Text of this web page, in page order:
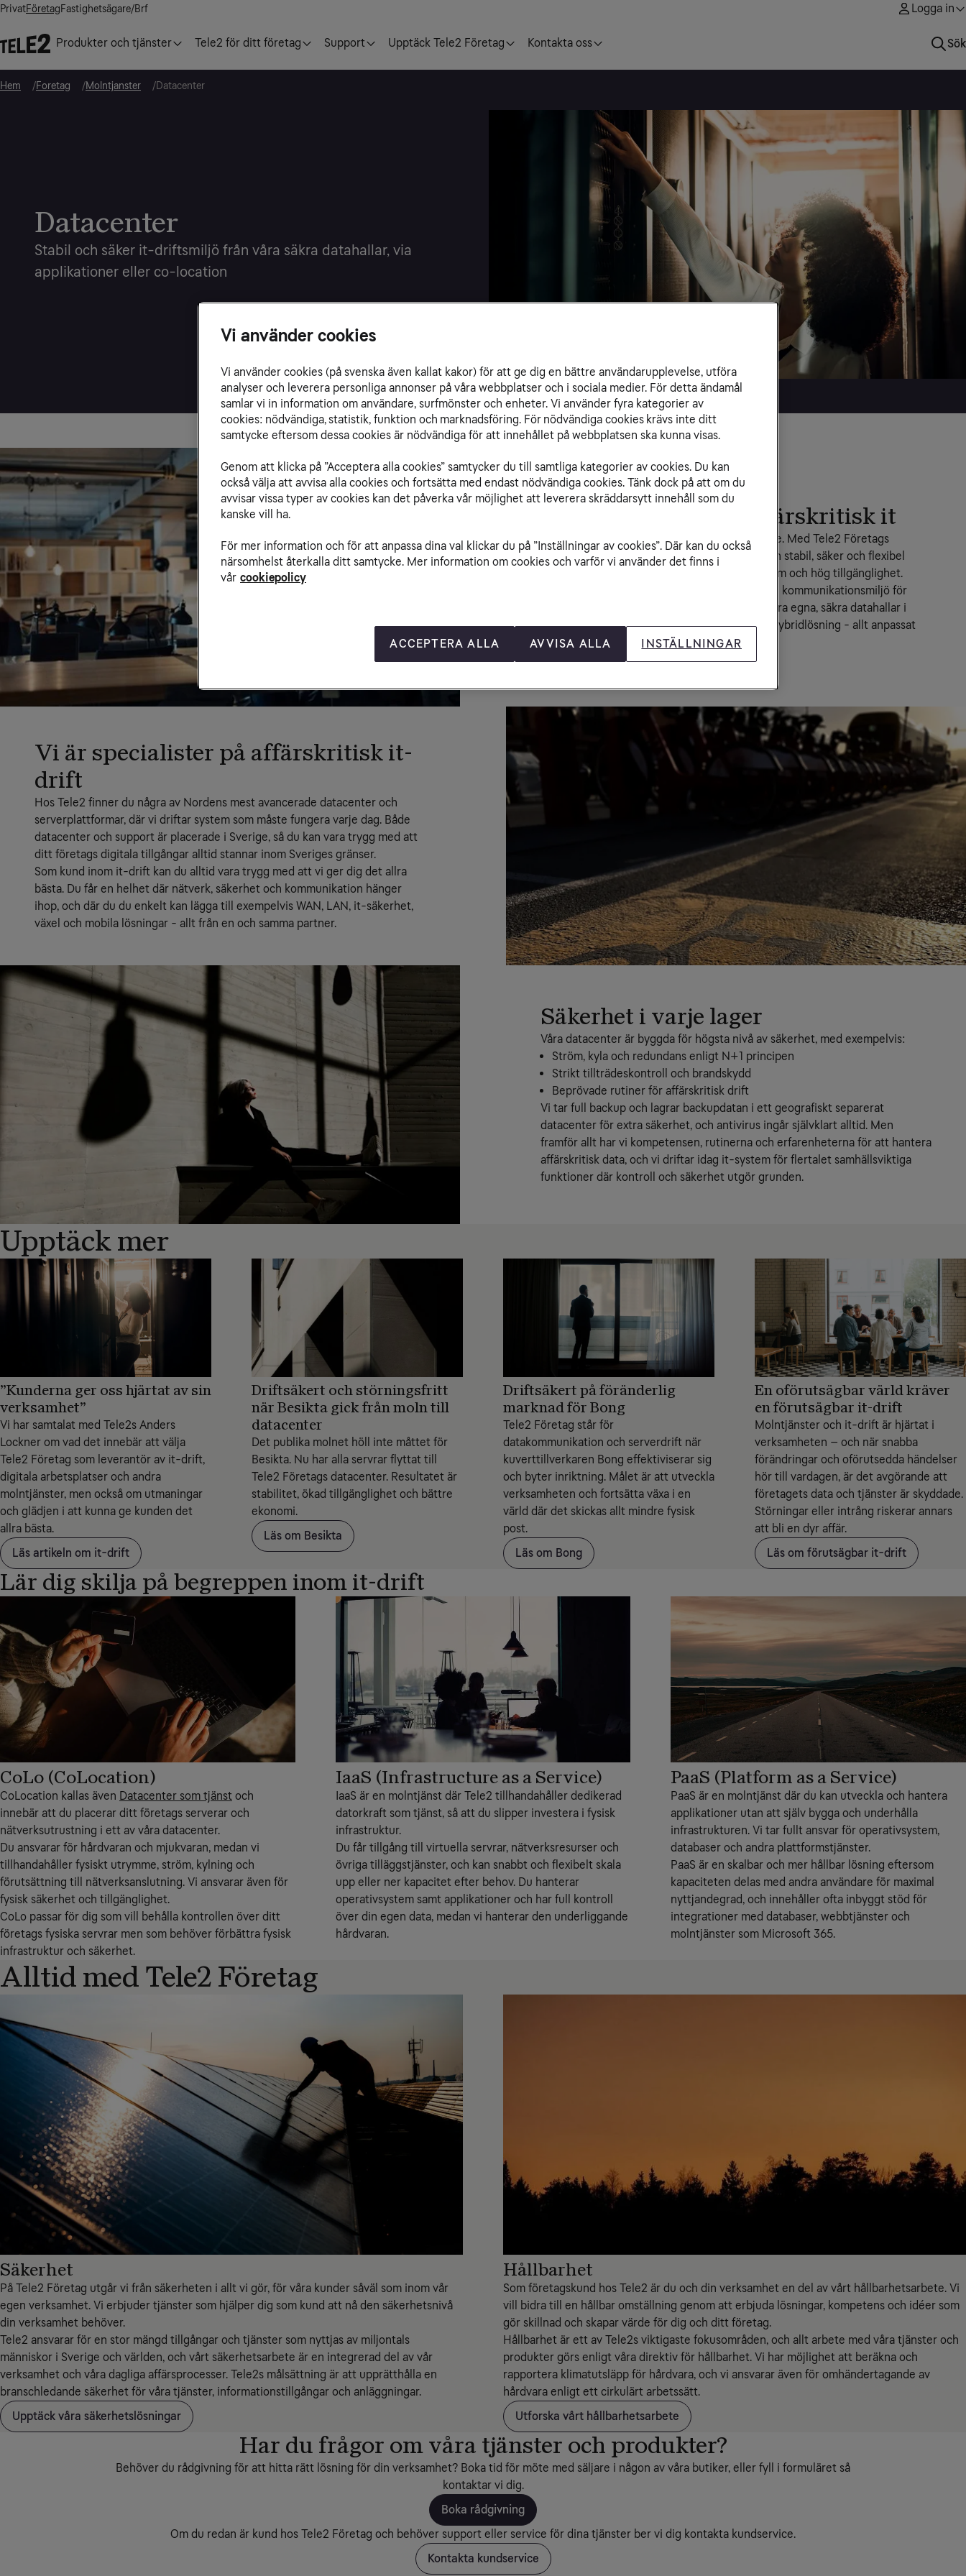
PrivatFöretagFastighetsägare/Brf Logga in
Produkter och tjänster Tele2 för ditt företag Support Upptäck Tele2 Företag Kontakta oss Sök
Hem Foretag Molntjanster Datacenter
Datacenter
Stabil och säker it-driftsmiljö från våra säkra datahallar, via
applikationer eller co-location
En trygg grund för affärskritisk it
Datacenter är kärnan i vårt nätverkserbjudande. Med Tele2 Företags
lösningar inom datacenter och it-drift får du en stabil, säker och flexibel
driftsmiljö som är byggd för affärskritiska system och hög tillgänglighet.
Vi hjälper dig att optimera hela din server- och kommunikationsmiljö för
maximal prestanda. Leveransen kan ske från våra egna, säkra datahallar i
Sverige, från publika moln eller som en smart hybridlösning - allt anpassat
efter din verksamhets behov.
Vi är specialister på affärskritisk it-
drift
Hos Tele2 finner du några av Nordens mest avancerade datacenter och
serverplattformar, där vi driftar system som måste fungera varje dag. Både
datacenter och support är placerade i Sverige, så du kan vara trygg med att
ditt företags digitala tillgångar alltid stannar inom Sveriges gränser.
Som kund inom it-drift kan du alltid vara trygg med att vi ger dig det allra
bästa. Du får en helhet där nätverk, säkerhet och kommunikation hänger
ihop, och där du du enkelt kan lägga till exempelvis WAN, LAN, it-säkerhet,
växel och mobila lösningar - allt från en och samma partner.
Säkerhet i varje lager
Våra datacenter är byggda för högsta nivå av säkerhet, med exempelvis:
Ström, kyla och redundans enligt N+1 principen
Strikt tillträdeskontroll och brandskydd
Beprövade rutiner för affärskritisk drift
Vi tar full backup och lagrar backupdatan i ett geografiskt separerat
datacenter för extra säkerhet, och antivirus ingår självklart alltid. Men
framför allt har vi kompetensen, rutinerna och erfarenheterna för att hantera
affärskritisk data, och vi driftar idag it-system för flertalet samhällsviktiga
funktioner där kontroll och säkerhet utgör grunden.
Upptäck mer
”Kunderna ger oss hjärtat av sin
verksamhet”
Vi har samtalat med Tele2s Anders
Lockner om vad det innebär att välja
Tele2 Företag som leverantör av it-drift,
digitala arbetsplatser och andra
molntjänster, men också om utmaningar
och glädjen i att kunna ge kunden det
allra bästa.
Läs artikeln om it-drift
Driftsäkert och störningsfritt
när Besikta gick från moln till
datacenter
Det publika molnet höll inte måttet för
Besikta. Nu har alla servrar flyttat till
Tele2 Företags datacenter. Resultatet är
stabilitet, ökad tillgänglighet och bättre
ekonomi.
Läs om Besikta
Driftsäkert på föränderlig
marknad för Bong
Tele2 Företag står för
datakommunikation och serverdrift när
kuverttillverkaren Bong effektiviserar sig
och byter inriktning. Målet är att utveckla
verksamheten och fortsätta växa i en
värld där det skickas allt mindre fysisk
post.
Läs om Bong
En oförutsägbar värld kräver
en förutsägbar it-drift
Molntjänster och it-drift är hjärtat i
verksamheten – och när snabba
förändringar och oförutsedda händelser
hör till vardagen, är det avgörande att
företagets data och tjänster är skyddade.
Störningar eller intrång riskerar annars
att bli en dyr affär.
Läs om förutsägbar it-drift
Lär dig skilja på begreppen inom it-drift
CoLo (CoLocation)
CoLocation kallas även Datacenter som tjänst och
innebär att du placerar ditt företags serverar och
nätverksutrustning i ett av våra datacenter.
Du ansvarar för hårdvaran och mjukvaran, medan vi
tillhandahåller fysiskt utrymme, ström, kylning och
förutsättning till nätverksanslutning. Vi ansvarar även för
fysisk säkerhet och tillgänglighet.
CoLo passar för dig som vill behålla kontrollen över ditt
företags fysiska servrar men som behöver förbättra fysisk
infrastruktur och säkerhet.
IaaS (Infrastructure as a Service)
IaaS är en molntjänst där Tele2 tillhandahåller dedikerad
datorkraft som tjänst, så att du slipper investera i fysisk
infrastruktur.
Du får tillgång till virtuella servrar, nätverksresurser och
övriga tilläggstjänster, och kan snabbt och flexibelt skala
upp eller ner kapacitet efter behov. Du hanterar
operativsystem samt applikationer och har full kontroll
över din egen data, medan vi hanterar den underliggande
hårdvaran.
PaaS (Platform as a Service)
PaaS är en molntjänst där du kan utveckla och hantera
applikationer utan att själv bygga och underhålla
infrastrukturen. Vi tar fullt ansvar för operativsystem,
databaser och andra plattformstjänster.
PaaS är en skalbar och mer hållbar lösning eftersom
kapaciteten delas med andra användare för maximal
nyttjandegrad, och innehåller ofta inbyggt stöd för
integrationer med databaser, webbtjänster och
molntjänster som Microsoft 365.
Alltid med Tele2 Företag
Säkerhet
På Tele2 Företag utgår vi från säkerheten i allt vi gör, för våra kunder såväl som inom vår
egen verksamhet. Vi erbjuder tjänster som hjälper dig som kund att nå den säkerhetsnivå
din verksamhet behöver.
Tele2 ansvarar för en stor mängd tillgångar och tjänster som nyttjas av miljontals
människor i Sverige och världen, och vårt säkerhetsarbete är en integrerad del av vår
verksamhet och våra dagliga affärsprocesser. Tele2s målsättning är att upprätthålla en
branschledande säkerhet för våra tjänster, informationstillgångar och anläggningar.
Upptäck våra säkerhetslösningar
Hållbarhet
Som företagskund hos Tele2 är du och din verksamhet en del av vårt hållbarhetsarbete. Vi
vill bidra till en hållbar omställning genom att erbjuda lösningar, kompetens och idéer som
gör skillnad och skapar värde för dig och ditt företag.
Hållbarhet är ett av Tele2s viktigaste fokusområden, och allt arbete med våra tjänster och
produkter görs enligt våra direktiv för hållbarhet. Vi har möjlighet att beräkna och
rapportera klimatutsläpp för hårdvara, och vi ansvarar även för omhändertagande av
hårdvara enligt ett cirkulärt arbetssätt.
Utforska vårt hållbarhetsarbete
Har du frågor om våra tjänster och produkter?
Behöver du rådgivning för att hitta rätt lösning för din verksamhet? Boka tid för möte med säljare i någon av våra butiker, eller fyll i formuläret så
kontaktar vi dig.
Boka rådgivning
Om du redan är kund hos Tele2 Företag och behöver support eller service för dina tjänster ber vi dig kontakta kundservice.
Kontakta kundservice
Vi använder cookies
Vi använder cookies (på svenska även kallat kakor) för att ge dig en bättre användarupplevelse, utföra
analyser och leverera personliga annonser på våra webbplatser och i sociala medier. För detta ändamål
samlar vi in information om användare, surfmönster och enheter. Vi använder fyra kategorier av
cookies: nödvändiga, statistik, funktion och marknadsföring. För nödvändiga cookies krävs inte ditt
samtycke eftersom dessa cookies är nödvändiga för att innehållet på webbplatsen ska kunna visas.
Genom att klicka på ”Acceptera alla cookies” samtycker du till samtliga kategorier av cookies. Du kan
också välja att avvisa alla cookies och fortsätta med endast nödvändiga cookies. Tänk dock på att om du
avvisar vissa typer av cookies kan det påverka vår möjlighet att leverera skräddarsytt innehåll som du
kanske vill ha.
För mer information och för att anpassa dina val klickar du på ”Inställningar av cookies”. Där kan du också
närsomhelst återkalla ditt samtycke. Mer information om cookies och varför vi använder det finns i
vår cookiepolicy
ACCEPTERA ALLA AVVISA ALLA INSTÄLLNINGAR